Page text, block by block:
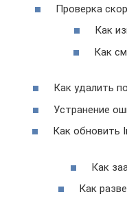
Проверка
Как
Как
Как удалить
Устранение
Как обновить
Как
Как